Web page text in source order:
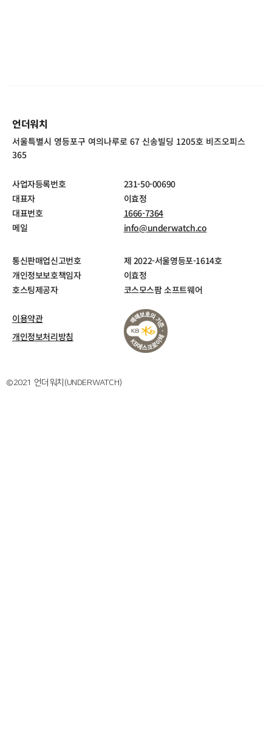
언더워치
서울특별시 영등포구 여의나루로 67 신송빌딩 1205호 비즈오피스
365
사업자등록번호
대표자
대표번호
메일
231-50-00690
이효정
1666-7364
info@underwatch.co
통신판매업신고번호
개인정보보호책임자
호스팅제공자
제 2022-서울영등포-1614호
이효정
코스모스팜 소프트웨어
이용약관
개인정보처리방침
©2021 언더워치(UNDERWATCH)